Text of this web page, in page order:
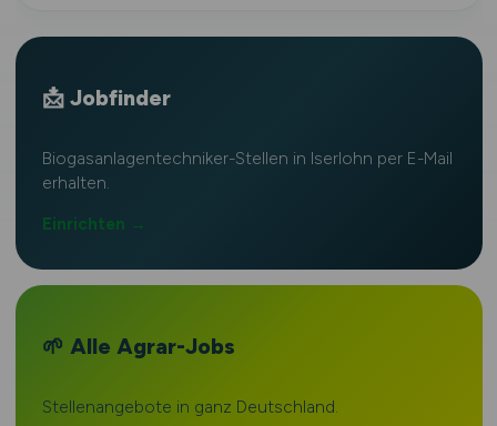
📩 Jobfinder
Biogasanlagentechniker-Stellen in Iserlohn per E-Mail
erhalten.
Einrichten →
🌱 Alle Agrar-Jobs
Stellenangebote in ganz Deutschland.